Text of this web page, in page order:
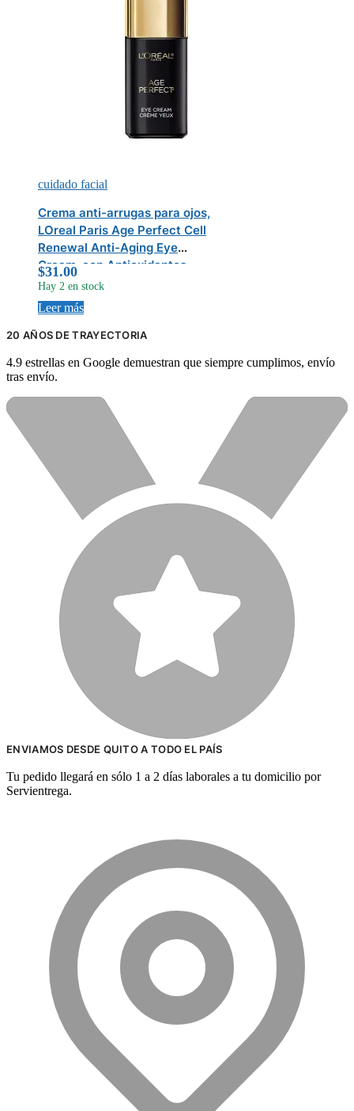
cuidado facial
Crema anti-arrugas para ojos,
LOreal Paris Age Perfect Cell
Renewal Anti-Aging Eye
Cream, con Antioxidantes,
reduce arrugas, hidrata, 15ml
(0.5 oz)
$31.00
Hay 2 en stock
Leer más
20 AÑOS DE TRAYECTORIA
4.9 estrellas en Google demuestran que siempre cumplimos, envío
tras envío.
ENVIAMOS DESDE QUITO A TODO EL PAÍS
Tu pedido llegará en sólo 1 a 2 días laborales a tu domicilio por
Servientrega.